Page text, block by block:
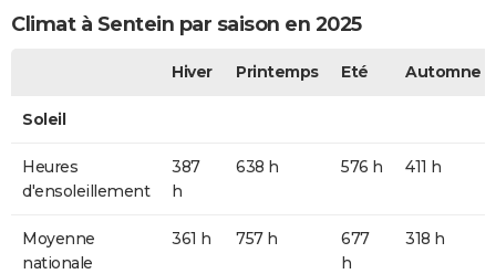
Climat à Sentein par saison en 2025
Hiver Printemps Eté Automne
Soleil
Heures
d'ensoleillement
387
h
638 h 576 h 411 h
Moyenne
nationale
361 h 757 h
677
h
318 h